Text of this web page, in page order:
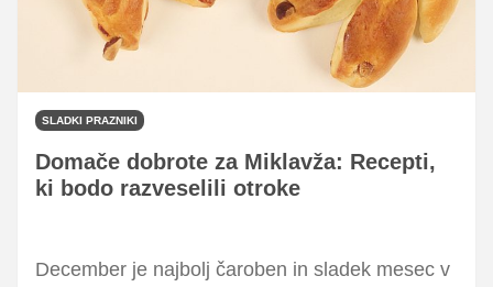
SLADKI PRAZNIKI
Domače dobrote za Miklavža: Recepti,
ki bodo razveselili otroke
December je najbolj čaroben in sladek mesec v